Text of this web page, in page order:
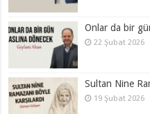
Onlar da bir
22 Şubat 2026
Sultan Nine
19 Şubat 2026